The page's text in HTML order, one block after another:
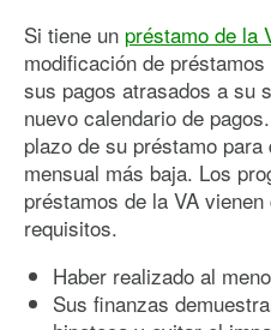
Si tiene un préstamo de la
modificación de
sus pagos atrasados a su
nuevo calendario de
plazo de su préstamo
mensual más baja. Los
préstamos de la VA
requisitos.
Haber realizado al
Sus finanzas